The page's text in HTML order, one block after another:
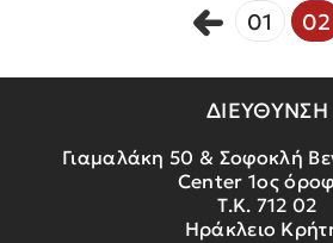
01 02
ΔΙΕΥΘΥΝΣΗ
Γιαμαλάκη 50 & Σοφοκλή
Center 1ος
Τ.Κ. 712 02
Ηράκλειο